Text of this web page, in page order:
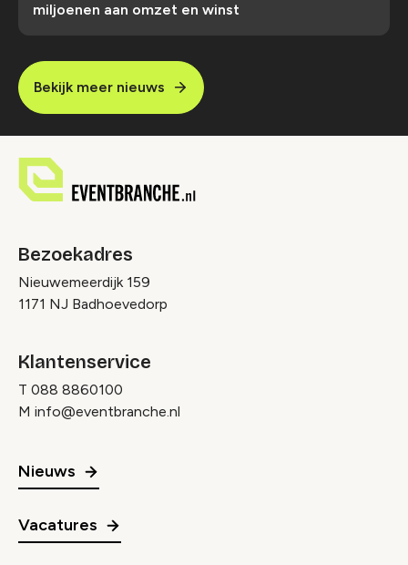
miljoenen aan omzet en winst
Bekijk meer nieuws
Bezoekadres
Nieuwemeerdijk 159
1171 NJ Badhoevedorp
Klantenservice
T 088 8860100
M info@eventbranche.nl
Nieuws
Vacatures